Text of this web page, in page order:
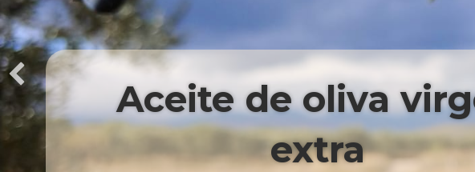
Aceite de oliva
extra